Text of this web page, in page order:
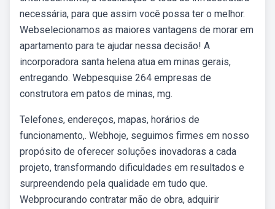
necessária, para que assim você possa ter o melhor.
Webselecionamos as maiores vantagens de morar em
apartamento para te ajudar nessa decisão! A
incorporadora santa helena atua em minas gerais,
entregando. Webpesquise 264 empresas de
construtora em patos de minas, mg.
Telefones, endereços, mapas, horários de
funcionamento,. Webhoje, seguimos firmes em nosso
propósito de oferecer soluções inovadoras a cada
projeto, transformando dificuldades em resultados e
surpreendendo pela qualidade em tudo que.
Webprocurando contratar mão de obra, adquirir